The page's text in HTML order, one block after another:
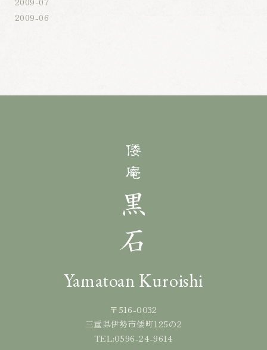
2009-06
Yamatoan Kuroishi
〒516-0032
三重県伊勢市倭町125の2
TEL:0596-24-9614